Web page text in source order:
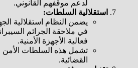
لدعم موقفهم القانوني.
استقلالية السلطات:
يضمن النظام استقلالية
في ملاحقة الجرائم
فعالية الأجهزة الأمنية.
تشمل هذه السلطات الأمن
القضائية.